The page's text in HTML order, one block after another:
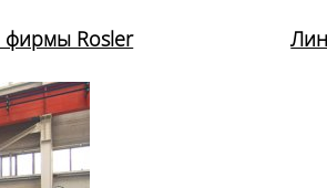
фирмы Rosler